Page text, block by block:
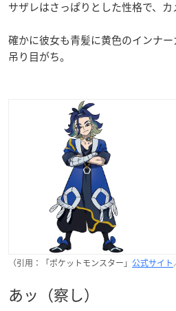
サザレはさっぱりとした性格で、カ
確かに彼女も青髪に黄色のインナ
吊り目がち。
（引用：「ポケットモンスター」 公式サイト
あッ（察し）